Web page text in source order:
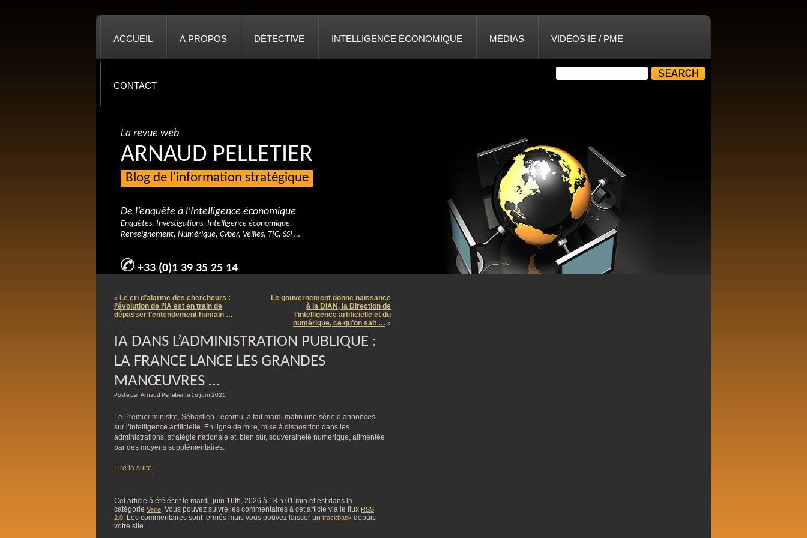
ACCUEIL À PROPOS DÉTECTIVE INTELLIGENCE ÉCONOMIQUE MÉDIAS VIDÉOS IE / PME
CONTACT
La revue web
ARNAUD PELLETIER
Blog de l'information stratégique
De l’enquête à l’Intelligence économique
Enquêtes, Investigations, Intelligence économique,
Renseignement, Numérique, Cyber, Veilles, TIC, SSI …
+33 (0)1 39 35 25 14
« Le cri d’alarme des chercheurs :
l’évolution de l’IA est en train de
dépasser l’entendement humain …
Le gouvernement donne naissance
à la DIAN, la Direction de
l’intelligence artificielle et du
numérique, ce qu’on sait … »
IA DANS L’ADMINISTRATION PUBLIQUE :
LA FRANCE LANCE LES GRANDES
MANŒUVRES …
Posté par Arnaud Pelletier le 16 juin 2026
Le Premier ministre, Sébastien Lecornu, a fait mardi matin une série d’annonces
sur l’intelligence artificielle. En ligne de mire, mise à disposition dans les
administrations, stratégie nationale et, bien sûr, souveraineté numérique, alimentée
par des moyens supplémentaires.
Lire la suite
Cet article à été écrit le mardi, juin 16th, 2026 à 18 h 01 min et est dans la
catégorie Veille. Vous pouvez suivre les commentaires à cet article via le flux RSS
2.0. Les commentaires sont fermés mais vous pouvez laisser un trackback depuis
votre site.